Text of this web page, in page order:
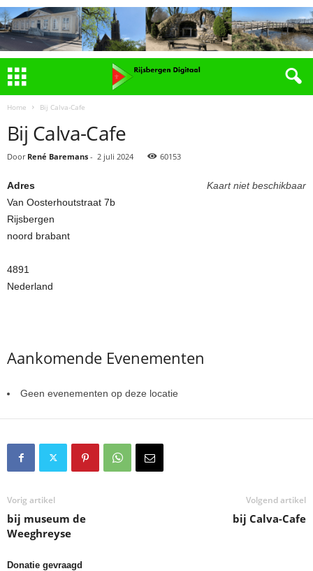
Home Bij Calva-Cafe
Bij Calva-Cafe
Door René Baremans - 2 juli 2024 60153
Kaart niet beschikbaar
Adres
Van Oosterhoutstraat 7b
Rijsbergen
noord brabant
4891
Nederland
Aankomende Evenementen
Geen evenementen op deze locatie
Vorig artikel
bij museum de
Weeghreyse
Volgend artikel
bij Calva-Cafe
Donatie gevraagd